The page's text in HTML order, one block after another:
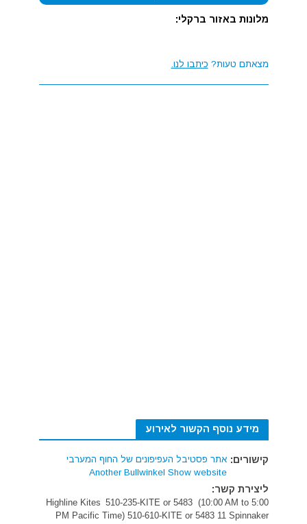
מלונות באזור ברקלי:
מצאתם טעות? כיתבו לנו.
מידע נוסף הקשור לאירוע
קישורים: אתר פסטיבל העפיפונים של החוף המערבי
Another Bullwinkel Show website
ליצירת קשר:
Highline Kites 510-235-KITE or 5483 (10:00 AM to 5:00
PM Pacific Time) 510-610-KITE or 5483 11 Spinnaker